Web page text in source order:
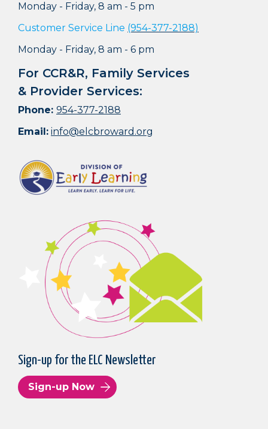
Monday - Friday, 8 am - 5 pm
Customer Service Line (954-377-2188)
Monday - Friday, 8 am - 6 pm
For CCR&R, Family Services
& Provider Services:
Phone: 954-377-2188
Email: info@elcbroward.org
Sign-up for the ELC Newsletter
Sign-up Now